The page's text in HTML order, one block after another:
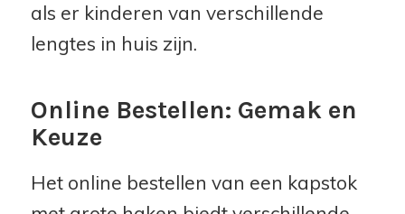
als er kinderen van verschillende
lengtes in huis zijn.
Online Bestellen: Gemak en
Keuze
Het online bestellen van een kapstok